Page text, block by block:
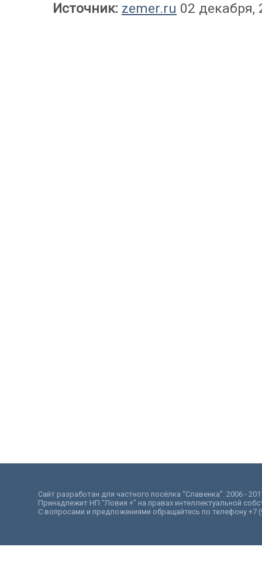
Источник: zemer.ru 02 декабря,
Сайт разработан для частного посёлка “Славенка”. 2006 -
Принадлежит НП “Ловия +” на правах интеллектуальной
С вопросами и предложениями обращайтесь по телефону +7